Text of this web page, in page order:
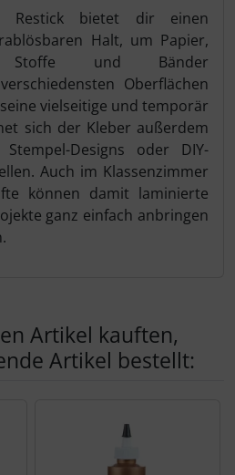
Restick bietet dir einen
Halt, um Papier,
Stoffe und Bänder
Oberflächen
vielseitige und temporär
sich der Kleber außerdem
Designs oder DIY-
Auch im Klassenzimmer
können damit laminierte
ganz einfach anbringen
Artikel kauften,
Artikel bestellt: